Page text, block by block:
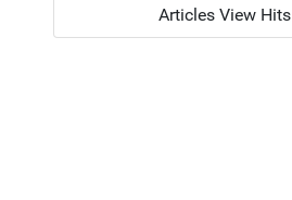
Articles View Hits